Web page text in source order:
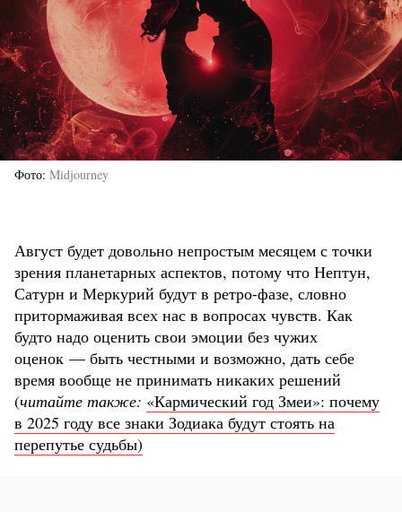
Фото Midjourney
Август будет довольно непростым месяцем с точки
зрения планетарных аспектов, потому что Нептун,
Сатурн и Меркурий будут в ретро-фазе, словно
притормаживая всех нас в вопросах чувств. Как
будто надо оценить свои эмоции без чужих
оценок — быть честными и возможно, дать себе
время вообще не принимать никаких решений
(читайте также: «Кармический год Змеи»: почему
в 2025 году все знаки Зодиака будут стоять на
перепутье судьбы)